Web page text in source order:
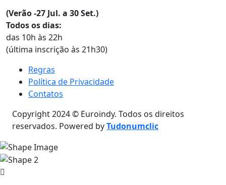
(Verão -27 Jul. a 30 Set.)
Todos os dias:
das 10h às 22h
(última inscrição às 21h30)
Regras
Política de Privacidade
Contatos
Copyright 2024 © Euroindy. Todos os direitos
reservados. Powered byTudonumclic